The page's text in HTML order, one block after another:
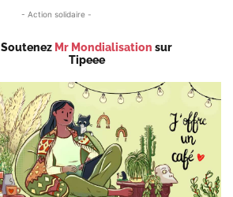
- Action solidaire -
Soutenez Mr Mondialisation sur
Tipeee